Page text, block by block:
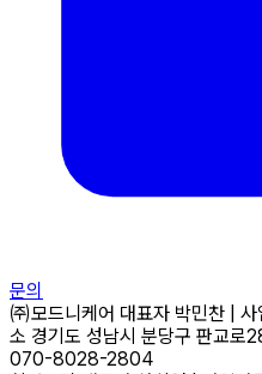
문의
㈜모드니케어 대표자 박민찬 사
소 경기도 성남시 분당구 판교
070-8028-2804